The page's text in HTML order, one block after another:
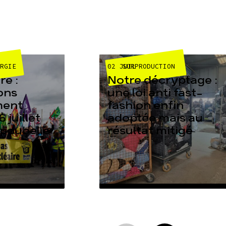
:
juillet
SURPRODUCTION
02 JUIL
Notre décryptage :
une loi anti fast-
fashion enfin
adoptée mais au
résultat mitigé